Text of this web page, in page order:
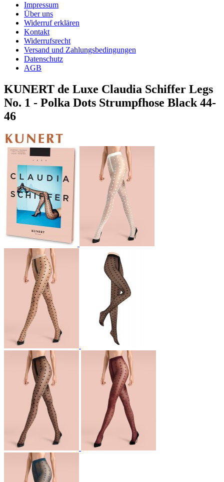
Impressum
Über uns
Widerruf erklären
Kontakt
Widerrufsrecht
Versand und Zahlungsbedingungen
Datenschutz
AGB
KUNERT de Luxe Claudia Schiffer Legs
No. 1 - Polka Dots Strumpfhose Black 44-
46